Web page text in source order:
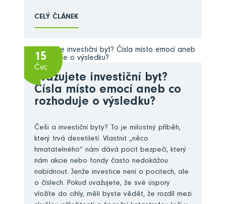
CELÝ ČLÁNEK
15
Čvc
Zvažujete investiční byt?
Čísla místo emocí aneb co
rozhoduje o výsledku?
Češi a investiční byty? To je milostný příběh,
který trvá desetiletí. Vlastnit „něco
hmatatelného“ nám dává pocit bezpečí, který
nám akcie nebo fondy často nedokážou
nabídnout. Jenže investice není o pocitech, ale
o číslech. Pokud uvažujete, že své úspory
vložíte do cihly, měli byste vědět, že rozdíl mezi